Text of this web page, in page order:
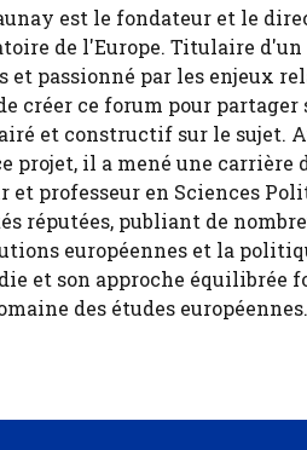
est le fondateur et le
de l'Europe. Titulaire
et passionné par les enjeux
créer ce forum pour
et constructif sur le sujet.
projet, il a mené une
et professeur en Sciences
réputées, publiant de
européennes et la
et son approche équilibrée
des études européennes.